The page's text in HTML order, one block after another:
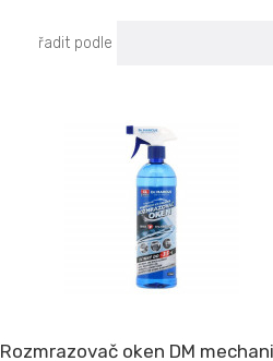
řadit podle
Rozmrazovač oken DM